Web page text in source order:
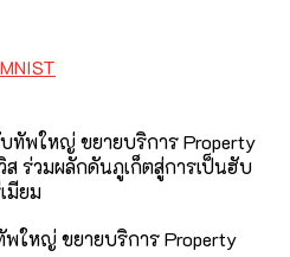
ใหญ่ ขยายบริการ Property